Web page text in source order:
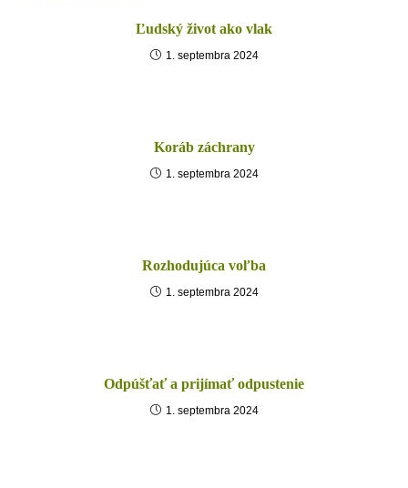
Ľudský život ako vlak
1. septembra 2024
Koráb záchrany
1. septembra 2024
Rozhodujúca voľba
1. septembra 2024
Odpúšťať a prijímať odpustenie
1. septembra 2024